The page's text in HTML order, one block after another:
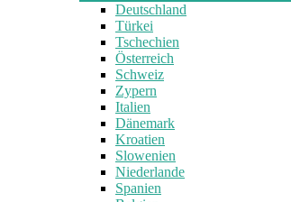
Deutschland
Türkei
Tschechien
Österreich
Schweiz
Zypern
Italien
Dänemark
Kroatien
Slowenien
Niederlande
Spanien